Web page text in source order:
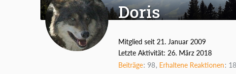
Doris
Mitglied seit 21. Januar 2009
Letzte Aktivität: 26. März 2018
Beiträge 98 Erhaltene Reaktionen 18